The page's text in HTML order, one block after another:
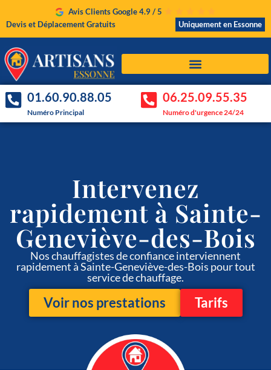
Avis Clients Google 4.9 / 5
Devis et Déplacement Gratuits
Uniquement en Essonne
01.60.90.88.05
Numéro Principal
06.25.09.55.35
Numéro d'urgence 24/24
Intervenez
rapidement à Sainte-
Geneviève-des-Bois
Nos chauffagistes de confiance interviennent
rapidement à Sainte-Geneviève-des-Bois pour tout
service de chauffage.
Voir nos prestations Tarifs